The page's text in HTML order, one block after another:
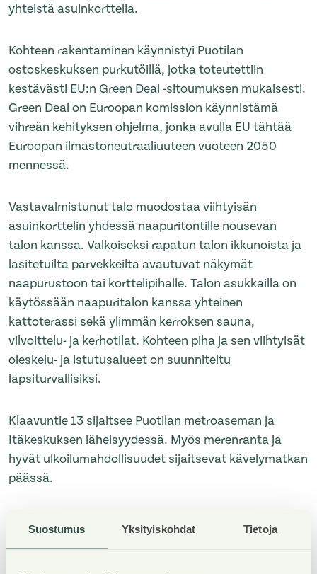
Suostumus Yksityiskohdat Tietoja
yhteistä asuinkorttelia.
Kohteen rakentaminen käynnistyi Puotilan
ostoskeskuksen purkutöillä, jotka toteutettiin
kestävästi EU:n Green Deal -sitoumuksen mukaisesti.
Green Deal on Euroopan komission käynnistämä
vihreän kehityksen ohjelma, jonka avulla EU tähtää
Euroopan ilmastoneutraaliuuteen vuoteen 2050
mennessä.
Vastavalmistunut talo muodostaa viihtyisän
asuinkorttelin yhdessä naapuritontille nousevan
talon kanssa. Valkoiseksi rapatun talon ikkunoista ja
lasitetuilta parvekkeilta avautuvat näkymät
naapurustoon tai korttelipihalle. Talon asukkailla on
käytössään naapuritalon kanssa yhteinen
kattoterassi sekä ylimmän kerroksen sauna,
vilvoittelu- ja kerhotilat. Kohteen piha ja sen viihtyisät
oleskelu- ja istutusalueet on suunniteltu
lapsiturvallisiksi.
Klaavuntie 13 sijaitsee Puotilan metroaseman ja
Itäkeskuksen läheisyydessä. Myös merenranta ja
hyvät ulkoilumahdollisuudet sijaitsevat kävelymatkan
päässä.
Tutustu kohteen rakentamisen aikaisiin videoihin